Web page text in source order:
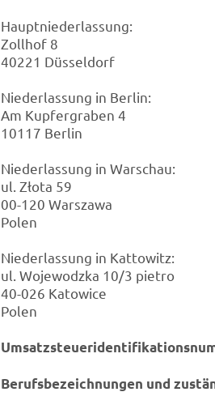
Hauptniederlassung:
Zollhof 8
40221 Düsseldorf
Niederlassung in Berlin:
Am Kupfergraben 4
10117 Berlin
Niederlassung in Warschau:
ul. Złota 59
00-120 Warszawa
Polen
Niederlassung in Kattowitz:
ul. Wojewodzka 10/3 pietro
40-026 Katowice
Polen
Berufsbezeichnungen und